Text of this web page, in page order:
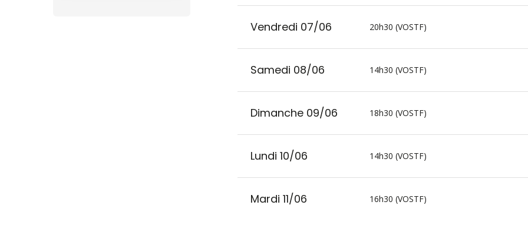
Vendredi 07/06 20h30 (VOSTF)
Samedi 08/06 14h30 (VOSTF)
Dimanche 09/06 18h30 (VOSTF)
Lundi 10/06 14h30 (VOSTF)
Mardi 11/06 16h30 (VOSTF)